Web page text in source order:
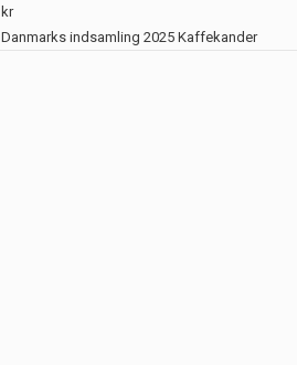
kr
Danmarks indsamling 2025 Kaffekander